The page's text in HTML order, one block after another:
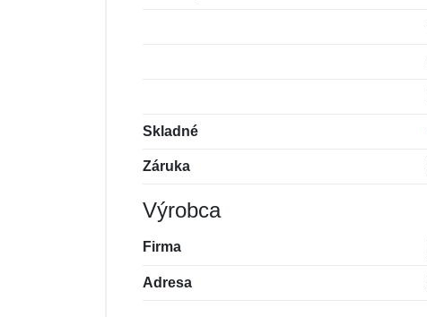
Skladné
Záruka
Výrobca
Firma
Adresa